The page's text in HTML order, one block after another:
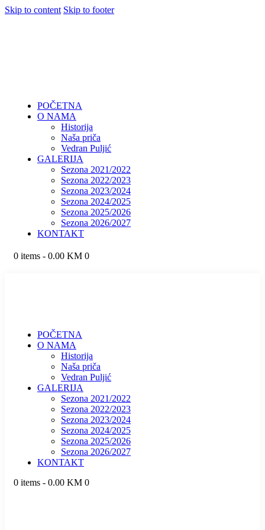
Skip to content Skip to footer
POČETNA
O NAMA
Historija
Naša priča
Vedran Puljić
GALERIJA
Sezona 2021/2022
Sezona 2022/2023
Sezona 2023/2024
Sezona 2024/2025
Sezona 2025/2026
Sezona 2026/2027
KONTAKT
0 items - 0.00 KM 0
POČETNA
O NAMA
Historija
Naša priča
Vedran Puljić
GALERIJA
Sezona 2021/2022
Sezona 2022/2023
Sezona 2023/2024
Sezona 2024/2025
Sezona 2025/2026
Sezona 2026/2027
KONTAKT
0 items - 0.00 KM 0